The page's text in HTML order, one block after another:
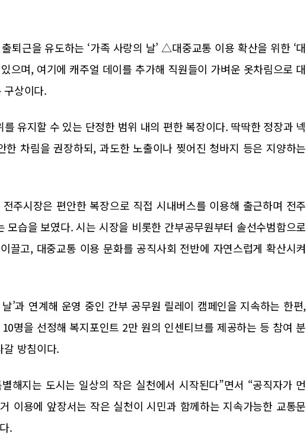
퇴근을 유도하는 ‘가족 사랑의 날’ △대중교통 이용 확산을 위한 ‘대
으며, 여기에 캐주얼 데이를 추가해 직원들이 가벼운 옷차림으로 대
구상이다.
유지할 수 있는 단정한 범위 내의 편한 복장이다. 딱딱한 정장과 넥
한 차림을 권장하되, 과도한 노출이나 찢어진 청바지 등은 지양하는
주시장은 편안한 복장으로 직접 시내버스를 이용해 출근하며 전주
모습을 보였다. 시는 시장을 비롯한 간부공무원부터 솔선수범함으로
끌고, 대중교통 이용 문화를 공직사회 전반에 자연스럽게 확산시켜
’과 연계해 운영 중인 간부 공무원 릴레이 캠페인을 지속하는 한편,
명을 선정해 복지포인트 2만 원의 인센티브를 제공하는 등 참여 분
방침이다.
해지는 도시는 일상의 작은 실천에서 시작된다”면서 “공직자가 먼
이용에 앞장서는 작은 실천이 시민과 함께하는 지속가능한 교통문
.